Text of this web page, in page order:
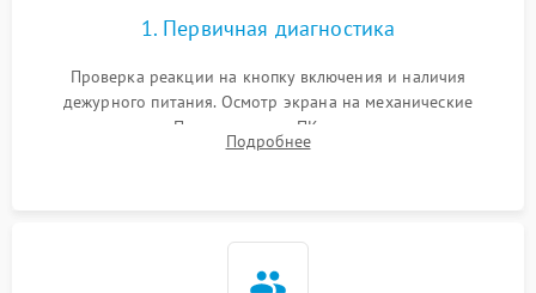
1. Первичная диагностика
Проверка реакции на кнопку включения и наличия
дежурного питания. Осмотр экрана на механические
повреждения. Подключение к ПК для оценки вывода
изображения, работы подсветки и выявления артефактов на
Подробнее